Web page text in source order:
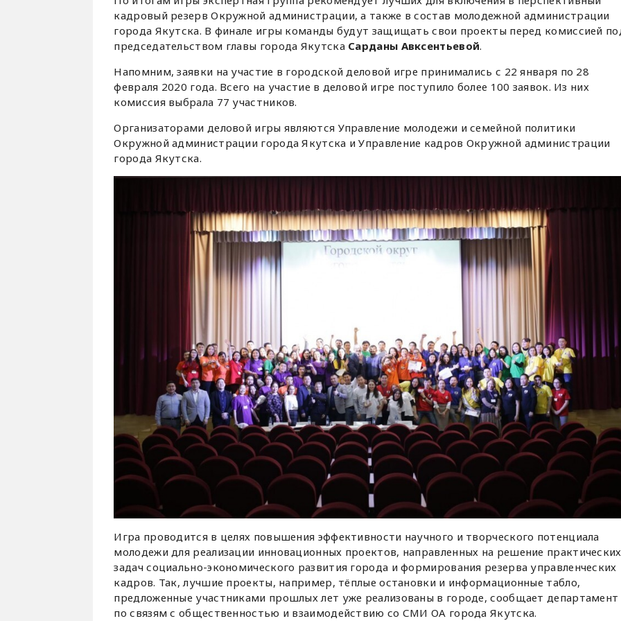
кадровый резерв Окружной администрации, а также в состав молодежной администрации
города Якутска. В финале игры команды будут защищать свои проекты перед комиссией
председательством главы города Якутска Сарданы Авксентьевой.
Напомним, заявки на участие в городской деловой игре принимались с 22 января по 28
февраля 2020 года. Всего на участие в деловой игре поступило более 100 заявок. Из них
комиссия выбрала 77 участников.
Организаторами деловой игры являются Управление молодежи и семейной политики
Окружной администрации города Якутска и Управление кадров Окружной администрации
города Якутска.
Игра проводится в целях повышения эффективности научного и творческого потенциала
молодежи для реализации инновационных проектов, направленных на решение практических
задач социально-экономического развития города и формирования резерва управленческих
кадров. Так, лучшие проекты, например, тёплые остановки и информационные табло,
предложенные участниками прошлых лет уже реализованы в городе, сообщает департамент
по связям с общественностью и взаимодействию со СМИ ОА города Якутска.